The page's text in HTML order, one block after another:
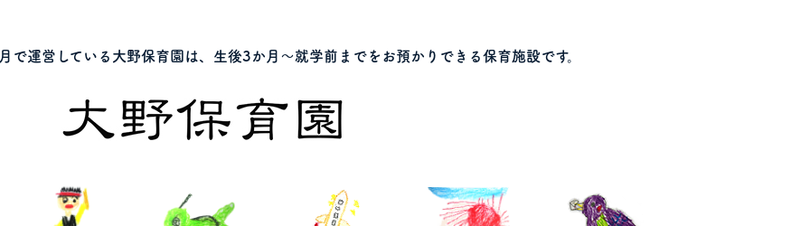
で運営している大野保育園は、生後3か月～就学前までをお預かりできる保育施設です。